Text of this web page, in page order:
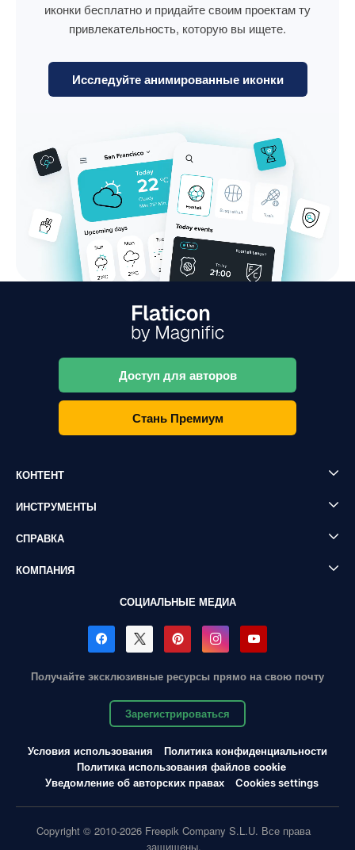
иконки бесплатно и придайте своим проектам ту
привлекательность, которую вы ищете.
Исследуйте анимированные иконки
Доступ для авторов
Стань Премиум
КОНТЕНТ
ИНСТРУМЕНТЫ
СПРАВКА
КОМПАНИЯ
СОЦИАЛЬНЫЕ МЕДИА
Получайте эксклюзивные ресурсы прямо на свою почту
Зарегистрироваться
Условия использования
Политика конфиденциальности
Политика использования файлов cookie
Уведомление об авторских правах
Cookies settings
Copyright © 2010-2026 Freepik Company S.L.U. Все права
защищены.